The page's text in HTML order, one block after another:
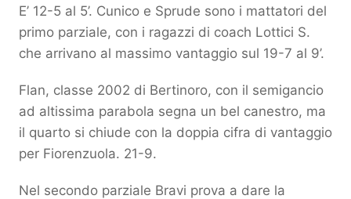
E’ 12-5 al 5’. Cunico e Sprude sono i mattatori del
primo parziale, con i ragazzi di coach Lottici S.
che arrivano al massimo vantaggio sul 19-7 al 9’.
Flan, classe 2002 di Bertinoro, con il semigancio
ad altissima parabola segna un bel canestro, ma
il quarto si chiude con la doppia cifra di vantaggio
per Fiorenzuola. 21-9.
Nel secondo parziale Bravi prova a dare la